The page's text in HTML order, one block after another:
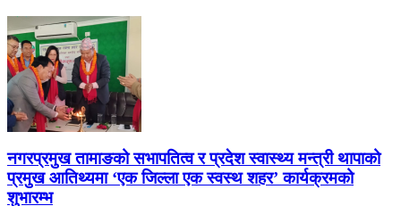
नगरप्रमुख तामाङको सभापतित्व र प्रदेश स्वास्थ्य मन्त्री थापाको
प्रमुख आतिथ्यमा ‘एक जिल्ला एक स्वस्थ शहर’ कार्यक्रमको
शुभारम्भ